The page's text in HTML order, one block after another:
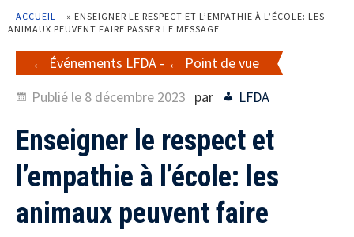
ACCUEIL » ENSEIGNER LE RESPECT ET L’EMPATHIE À L’ÉCOLE: LES
ANIMAUX PEUVENT FAIRE PASSER LE MESSAGE
Événements LFDA -
Point de vue
Publié le 8 décembre 2023 par LFDA
Enseigner le respect et
l’empathie à l’école: les
animaux peuvent faire